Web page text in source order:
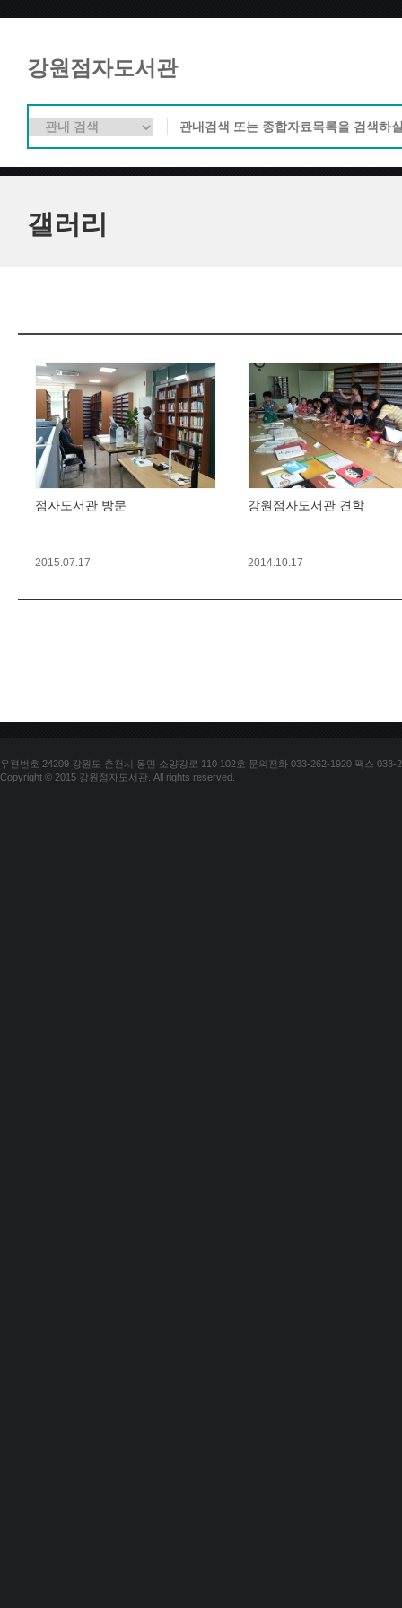
강원점자도서관
갤러리
점자도서관 방문
2015.07.17
강원점자도서관 견학
2014.10.17
우편번호 24209 강원도 춘천시 동면 소양강로 110 102호 문의전화 033-262-1920 팩스 033-
Copyright © 2015 강원점자도서관. All rights reserved.